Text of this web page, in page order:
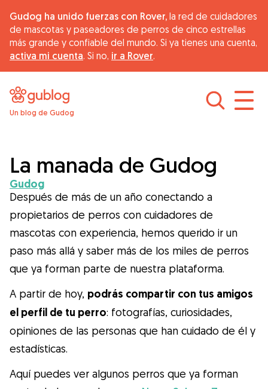
Gudog ha unido fuerzas con Rover, la red de cuidadores
de mascotas y paseadores de perros de cinco estrellas
más grande y confiable del mundo. Si ya tienes una cuenta,
activa mi cuenta. Si no, ir a Rover.
Un blog de Gudog
Sobre Gudog
Consejos
Alimentación
Salud
Accesorios
Educación Canina
Buscar cuidadores
La manada de Gudog
Gudog
Después de más de un año conectando a
propietarios de perros con cuidadores de
mascotas con experiencia, hemos querido ir un
paso más allá y saber más de los miles de perros
que ya forman parte de nuestra plataforma.
A partir de hoy, podrás compartir con tus amigos
el perfil de tu perro: fotografías, curiosidades,
opiniones de las personas que han cuidado de él y
estadísticas.
Aquí puedes ver algunos perros que ya forman